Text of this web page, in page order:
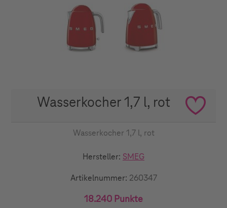
Wasserkocher 1,7 l, rot
Wasserkocher 1,7 l, rot
Hersteller: SMEG
Artikelnummer: 260347
18.240 Punkte